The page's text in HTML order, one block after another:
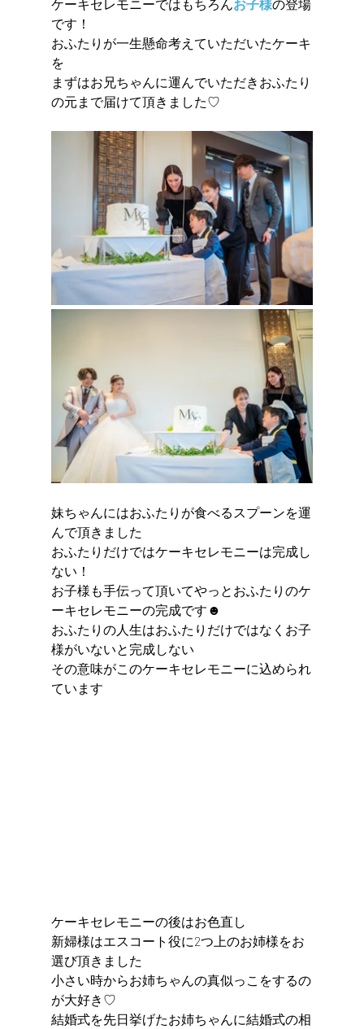
ケーキセレモニーではもちろん お子様の登場
です！
おふたりが一生懸命考えていただいたケーキ
を
まずはお兄ちゃんに運んでいただきおふたり
の元まで届けて頂きました♡
妹ちゃんにはおふたりが食べるスプーンを運
んで頂きました
おふたりだけではケーキセレモニーは完成し
ない！
お子様も手伝って頂いてやっとおふたりのケ
ーキセレモニーの完成です☻
おふたりの人生はおふたりだけではなくお子
様がいないと完成しない
その意味がこのケーキセレモニーに込められ
ています
ケーキセレモニーの後はお色直し
新婦様はエスコート役に2つ上のお姉様をお
選び頂きました
小さい時からお姉ちゃんの真似っこをするの
が大好き♡
結婚式を先日挙げたお姉ちゃんに結婚式の相